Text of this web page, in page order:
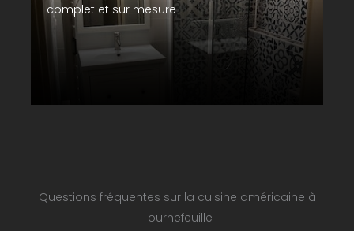
complet et sur mesure
Questions fréquentes sur la cuisine américaine à
Tournefeuille